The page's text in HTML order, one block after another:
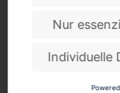
Nur
Individuelle